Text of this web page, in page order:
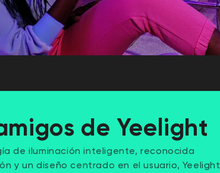
de Yeelight
de iluminación inteligente, reconocida
y un diseño centrado en el usuario, Yeelight